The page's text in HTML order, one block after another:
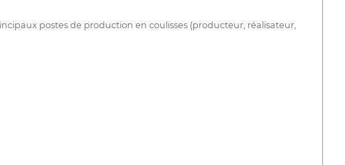
postes de production en coulisses (producteur, réalisateur,